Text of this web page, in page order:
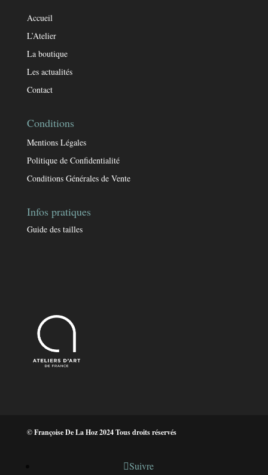
Accueil
L’Atelier
La boutique
Les actualités
Contact
Conditions
Mentions Légales
Politique de Confidentialité
Conditions Générales de Vente
Infos pratiques
Guide des tailles
© Françoise De La Hoz 2024 Tous droits réservés
Suivre